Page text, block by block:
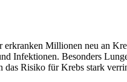
Millionen neu an
Besonders
Risiko für Krebs stark